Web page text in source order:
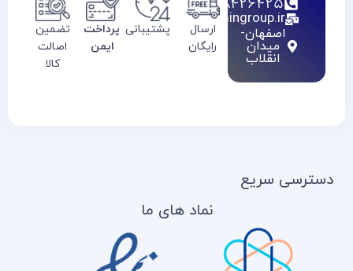
info@haamingroup.ir
اصفهان-
میدان
انقلاب
ارسال
رایگان
پشتیبانی پرداخت
ایمن
تضمین
اصالت
کالا
دسترسی سریع
نماد های ما